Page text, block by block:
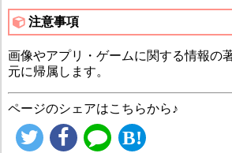
注意事項
画像やアプリ・ゲームに関する情報の
元に帰属します。
ページのシェアはこちらから♪